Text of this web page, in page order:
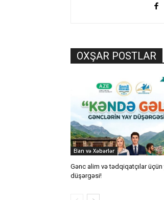
OXŞAR POSTLAR
Elan və Xəbərlər
Gənc alim və tədqiqatçılar üçün
düşərgəsi!